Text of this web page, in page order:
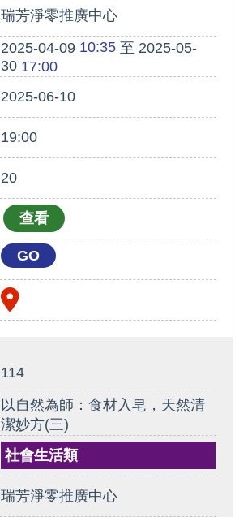
瑞芳淨零推廣中心
2025-04-0910:35至 2025-05-
3017:00
2025-06-10
19:00
20
GO
114
以自然為師：食材入皂，天然清
潔妙方(三)
社會生活類
瑞芳淨零推廣中心